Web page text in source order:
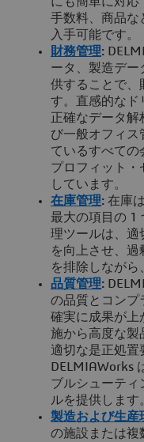
手数料、商品な
入手可能です。
財務管理:
ータ、製造デー
供することで、
す。直感的なド
正確なデータ
び一般オフィス
ているすべての
プロフィット・
しています。
在庫管理: 在庫
最大の項目の 1
理ツールは、適
を向上させ、
を排除しながら
品質管理:
の品質とコンプ
確実に成果が上
施から高度な製
適切な是正処置
DELMIAWorks
ブルシューティ
ルを提供します
製造および生産
の施設または複